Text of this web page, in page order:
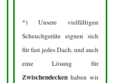
*) Unsere vielfältigen
Scheuchgeräte eignen sich
für fast jedes Dach, und auch
eine Lösung für
Zwischendeckenhaben wir